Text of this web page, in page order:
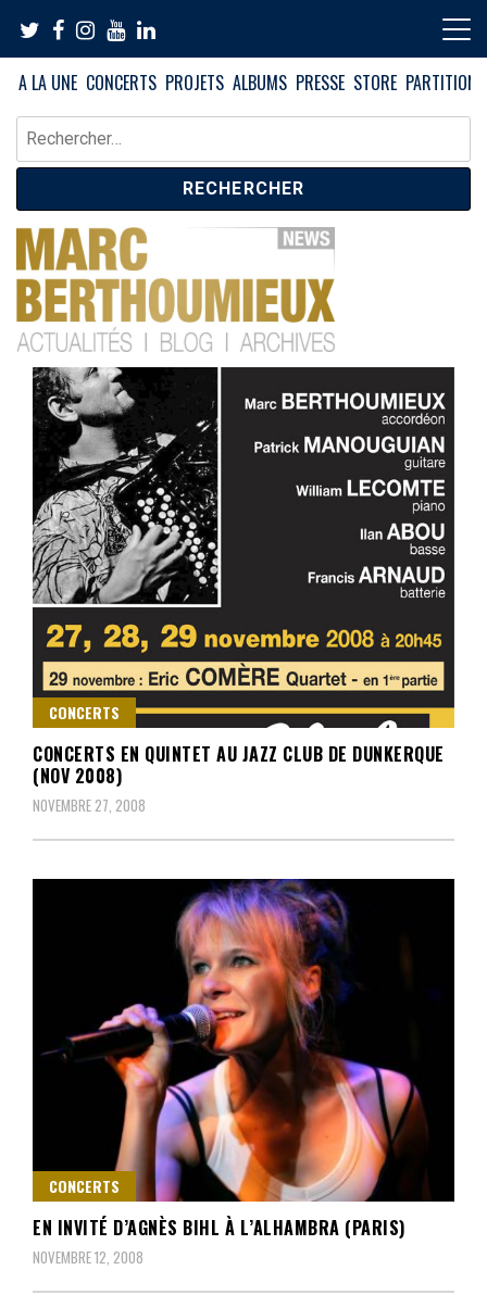
content
A LA UNE CONCERTS PROJETS ALBUMS PRESSE STORE PARTITIONS
Rechercher :
Blog Marc Berthoumieux
News – Blog – Archives
CONCERTS
CONCERTS EN QUINTET AU JAZZ CLUB DE DUNKERQUE
(NOV 2008)
NOVEMBRE 27, 2008
CONCERTS
EN INVITÉ D’AGNÈS BIHL À L’ALHAMBRA (PARIS)
NOVEMBRE 12, 2008